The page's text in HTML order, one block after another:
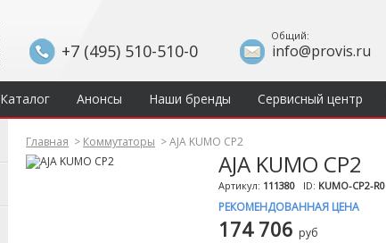
+7 (495) 510-510-0 info@provis.ru
Общий:
Каталог Анонсы Наши бренды Сервисный центр
Главная > Коммутаторы >AJA KUMO CP2
AJA KUMO CP2
Артикул: 111380 ID: KUMO-CP2-R0
РЕКОМЕНДОВАННАЯ ЦЕНА
174 706 руб